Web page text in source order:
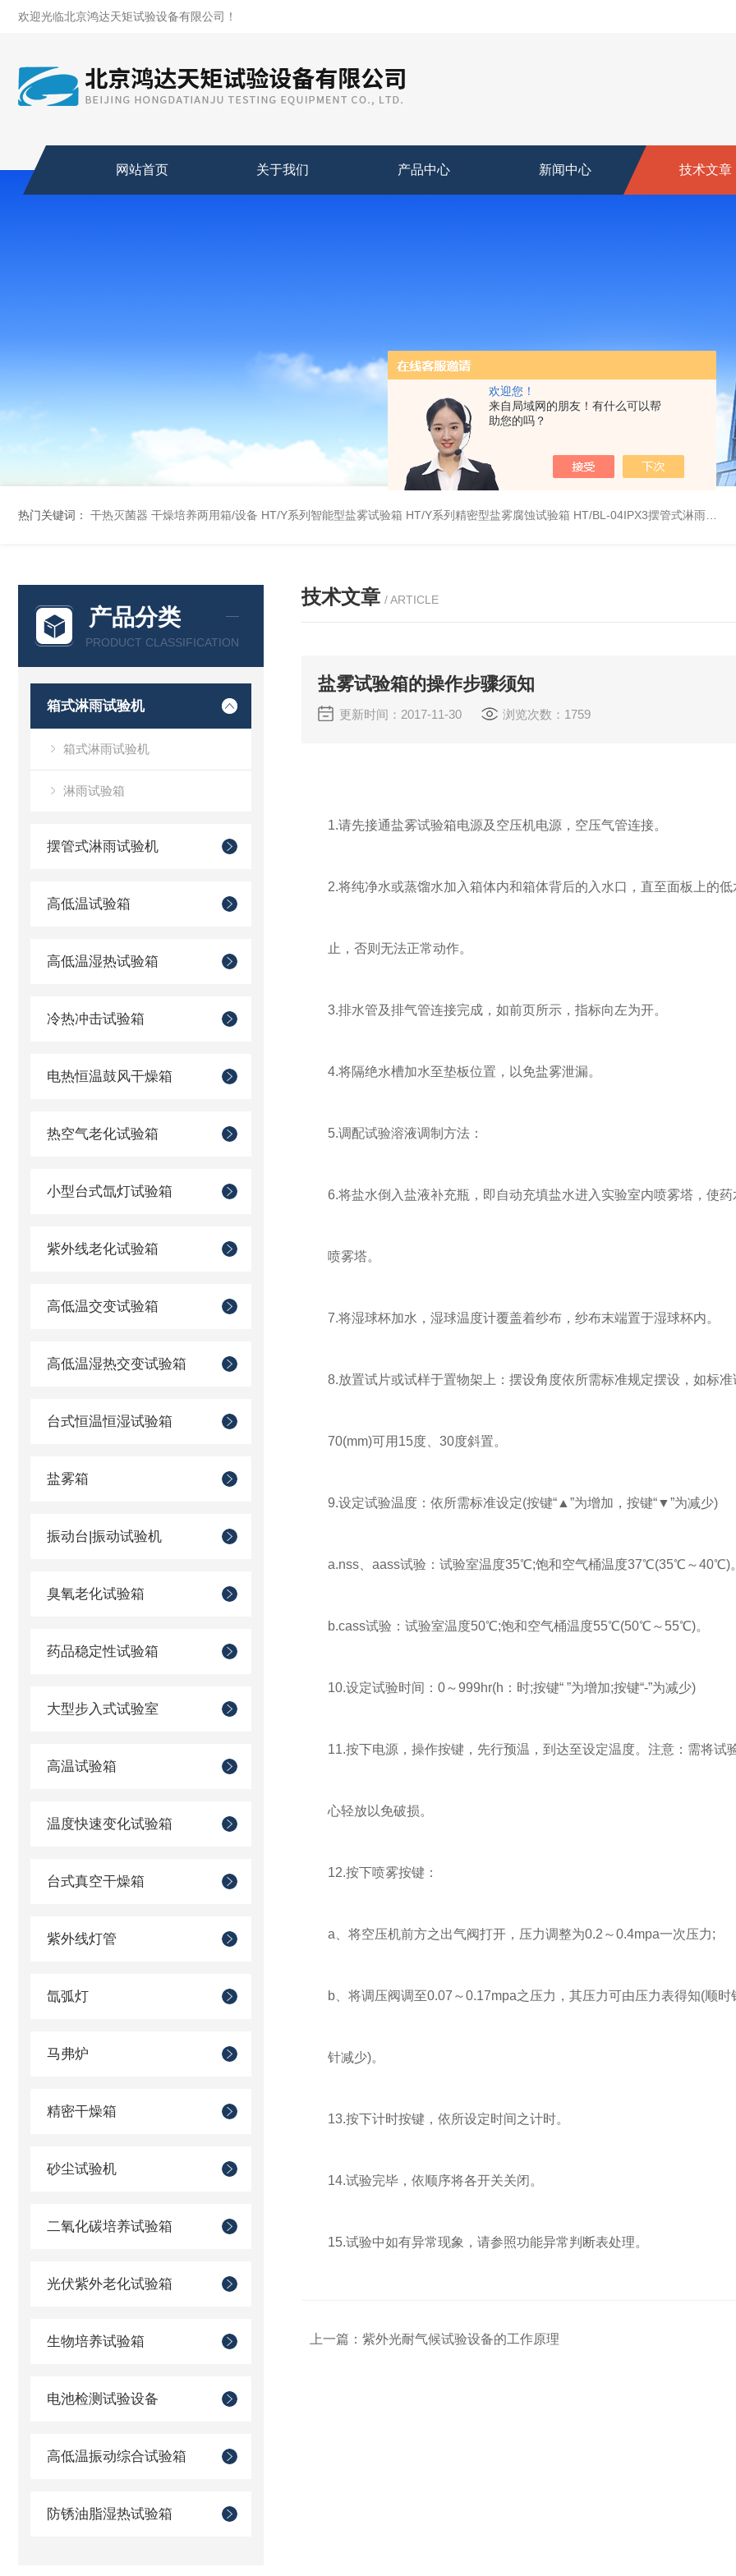
欢迎您！
来自局域网的朋友！有什么可以帮
助您的吗？
欢迎光临北京鸿达天矩试验设备有限公司！
网站首页 关于我们 产品中心 新闻中心 技术文章
热门关键词： 干热灭菌器 干燥培养两用箱/设备 HT/Y系列智能型盐雾试验箱 HT/Y系列精密型盐雾腐蚀试验箱 HT/BL-04IPX3摆管式淋雨试验机
产品分类
PRODUCT CLASSIFICATION
箱式淋雨试验机
箱式淋雨试验机
淋雨试验箱
摆管式淋雨试验机
高低温试验箱
高低温湿热试验箱
冷热冲击试验箱
电热恒温鼓风干燥箱
热空气老化试验箱
小型台式氙灯试验箱
紫外线老化试验箱
高低温交变试验箱
高低温湿热交变试验箱
台式恒温恒湿试验箱
盐雾箱
振动台|振动试验机
臭氧老化试验箱
药品稳定性试验箱
大型步入式试验室
高温试验箱
温度快速变化试验箱
台式真空干燥箱
紫外线灯管
氙弧灯
马弗炉
精密干燥箱
砂尘试验机
二氧化碳培养试验箱
光伏紫外老化试验箱
生物培养试验箱
电池检测试验设备
高低温振动综合试验箱
防锈油脂湿热试验箱
技术文章 / ARTICLE
盐雾试验箱的操作步骤须知
更新时间：2017-11-30 浏览次数：1759
1.请先接通盐雾试验箱电源及空压机电源，空压气管连接。
2.将纯净水或蒸馏水加入箱体内和箱体背后的入水口，直至面板上的低
止，否则无法正常动作。
3.排水管及排气管连接完成，如前页所示，指标向左为开。
4.将隔绝水槽加水至垫板位置，以免盐雾泄漏。
5.调配试验溶液调制方法：
6.将盐水倒入盐液补充瓶，即自动充填盐水进入实验室内喷雾塔，使药
喷雾塔。
7.将湿球杯加水，湿球温度计覆盖着纱布，纱布末端置于湿球杯内。
8.放置试片或试样于置物架上：摆设角度依所需标准规定摆设，如标准
70(mm)可用15度、30度斜置。
9.设定试验温度：依所需标准设定(按键“▲”为增加，按键“▼”为减少)
a.nss、aass试验：试验室温度35℃;饱和空气桶温度37℃(35℃～40℃)。
b.cass试验：试验室温度50℃;饱和空气桶温度55℃(50℃～55℃)。
10.设定试验时间：0～999hr(h：时;按键“ ”为增加;按键“-”为减少)
11.按下电源，操作按键，先行预温，到达至设定温度。注意：需将试
心轻放以免破损。
12.按下喷雾按键：
a、将空压机前方之出气阀打开，压力调整为0.2～0.4mpa一次压力;
b、将调压阀调至0.07～0.17mpa之压力，其压力可由压力表得知(顺时
针减少)。
13.按下计时按键，依所设定时间之计时。
14.试验完毕，依顺序将各开关关闭。
15.试验中如有异常现象，请参照功能异常判断表处理。
上一篇： 紫外光耐气候试验设备的工作原理